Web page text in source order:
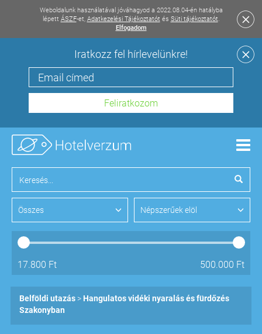
Weboldalunk használatával jóváhagyod a 2022.08.04-én hatályba
lépett ÁSZF-et, Adatkezelési Tájékoztatót és Süti tájékoztatót.
Elfogadom
Iratkozz fel hírlevelünkre!
Összes Népszerűek elöl
17.800 Ft 500.000 Ft
Belföldi utazás
Hangulatos vidéki nyaralás és fürdőzés
Szakonyban